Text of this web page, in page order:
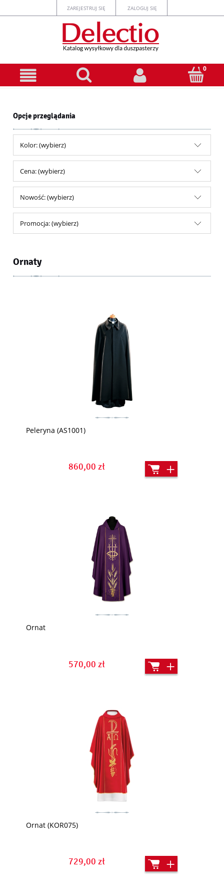
ZAREJESTRUJ SIĘ ZALOGUJ SIĘ
Opcje przeglądania
Kolor: (wybierz)
Cena: (wybierz)
Nowość: (wybierz)
Promocja: (wybierz)
Ornaty
Peleryna (AS1001)
860,00 zł
Ornat
570,00 zł
Ornat (KOR075)
729,00 zł